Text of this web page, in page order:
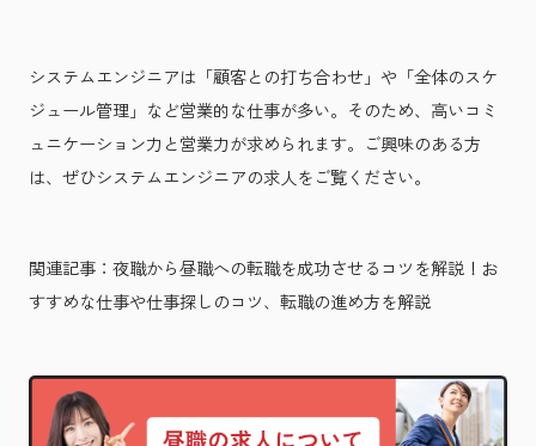
システムエンジニアは「顧客との打ち合わせ」や「全体のスケ
ジュール管理」など営業的な仕事が多い。そのため、高いコミ
ュニケーション力と営業力が求められます。ご興味のある方
は、ぜひシステムエンジニアの求人をご覧ください。
関連記事： 夜職から昼職への転職を成功させるコツを解説！お
すすめな仕事や仕事探しのコツ、転職の進め方を解説